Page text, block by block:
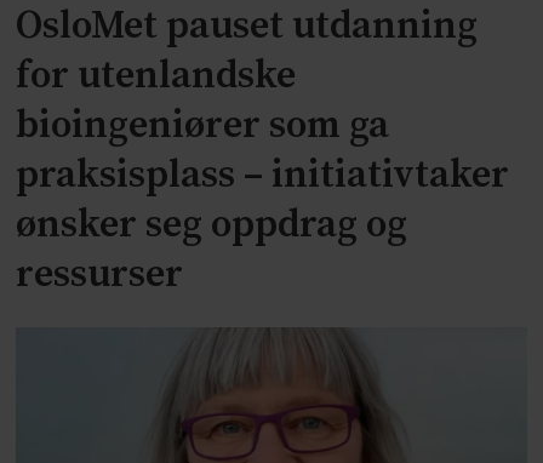
OsloMet pauset utdanning
for utenlandske
bioingeniører som ga
praksisplass – initiativtaker
ønsker seg oppdrag og
ressurser